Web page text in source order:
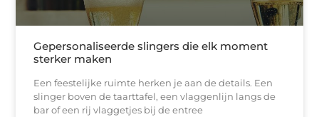
Gepersonaliseerde slingers die elk moment
sterker maken
Een feestelijke ruimte herken je aan de details. Een
slinger boven de taarttafel, een vlaggenlijn langs de
bar of een rij vlaggetjes bij de entree